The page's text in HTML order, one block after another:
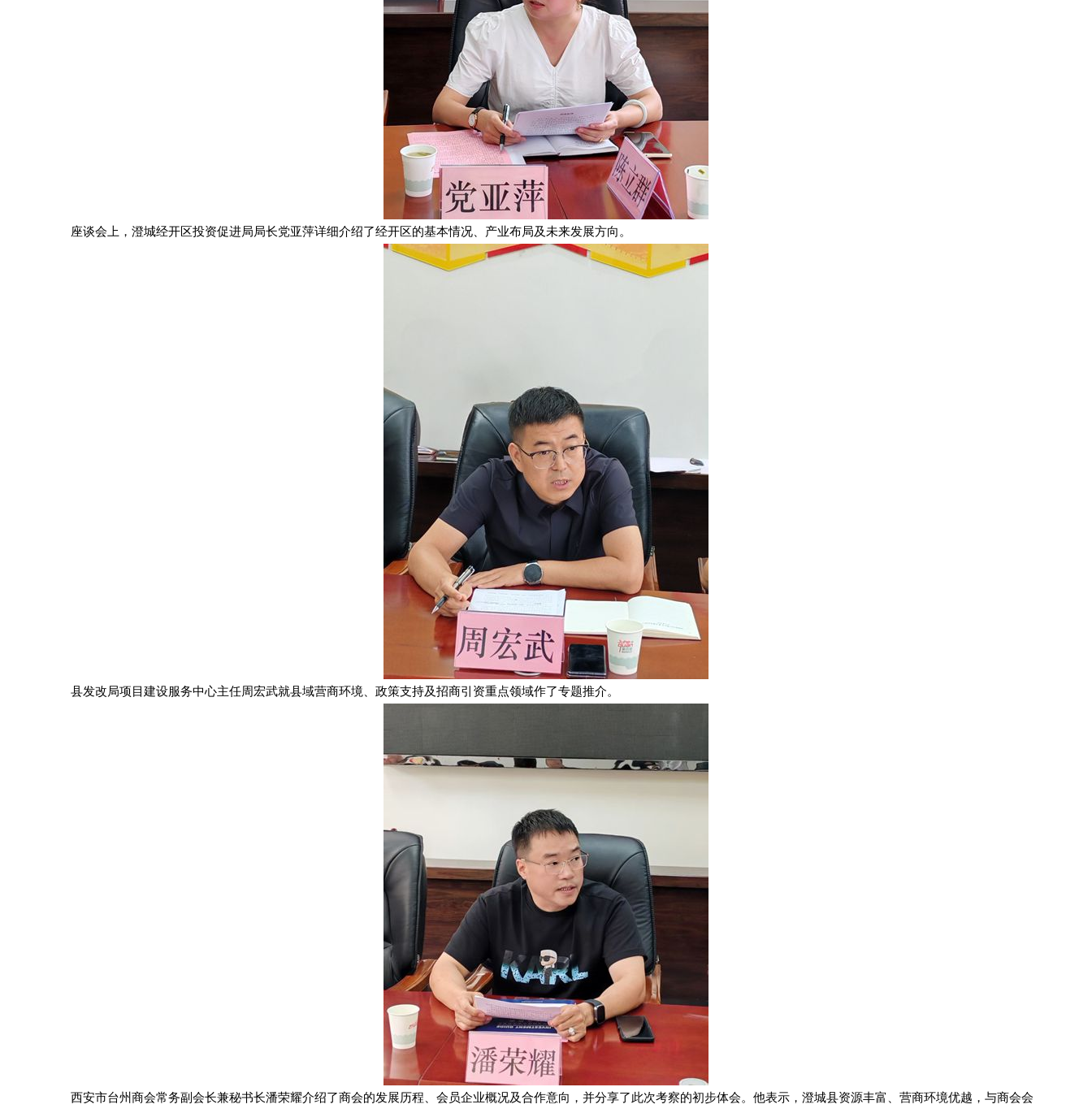
座谈会上，澄城经开区投资促进局局长党亚萍详细介绍了经开区的基本情况、产业布局及未来发展方向。
县发改局项目建设服务中心主任周宏武就县域营商环境、政策支持及招商引资重点领域作了专题推介。
西安市台州商会常务副会长兼秘书长潘荣耀介绍了商会的发展历程、会员企业概况及合作意向，并分享了此次考察的初步体会。他表示，澄城县资源丰富、营商环境优越，与商会会